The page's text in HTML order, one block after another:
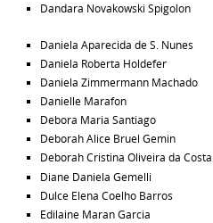
Dandara Novakowski Spigolon
Daniela Aparecida de S. Nunes
Daniela Roberta Holdefer
Daniela Zimmermann Machado
Danielle Marafon
Debora Maria Santiago
Deborah Alice Bruel Gemin
Deborah Cristina Oliveira da Costa
Diane Daniela Gemelli
Dulce Elena Coelho Barros
Edilaine Maran Garcia